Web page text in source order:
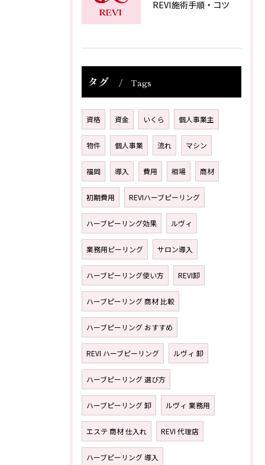
REVI施術手順・コツ
タグ Tags
資格 資金 いくら 個人事業主
物件 個人事業 流れ マシン
福岡 導入 費用 相場 商材
初期費用 REVIハーブピーリング
ハーブピーリング効果 ルヴィ
業務用ピーリング サロン導入
ハーブピーリング使い方 REVI卸
ハーブピーリング 商材 比較
ハーブピーリング おすすめ
REVI ハーブピーリング ルヴィ 卸
ハーブピーリング 選び方
ハーブピーリング 卸 ルヴィ 業務用
エステ 商材 仕入れ REVI 代理店
ハーブピーリング 導入